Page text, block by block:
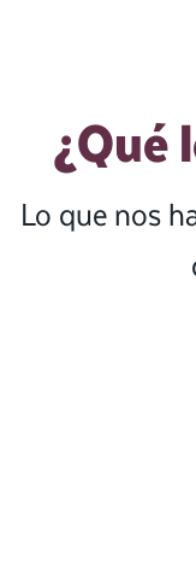
¿Qué
Lo que nos